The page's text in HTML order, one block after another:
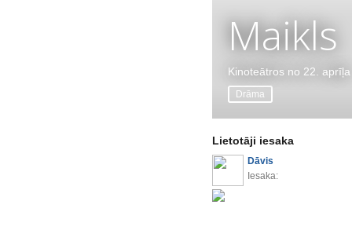
Maikls
Kinoteātros no 22. aprīļa
Drāma
Lietotāji iesaka
Dāvis
Iesaka: